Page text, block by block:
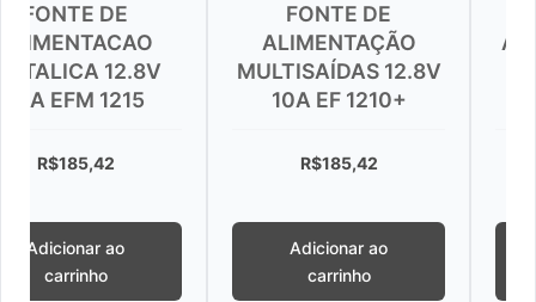
12.8V
FONTE DE
ALIMENTAÇÃO
MULTISAÍDAS 12.8V
10A EF 1210+
Adicionar ao
G16-DC